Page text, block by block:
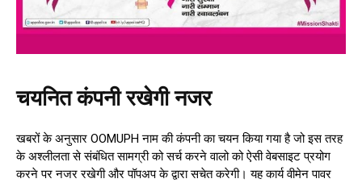
चयनित कंपनी रखेगी नजर
खबरों के अनुसार OOMUPH नाम की कंपनी का चयन किया गया है जो इस तरह
के अश्लीलता से संबंधित सामग्री को सर्च करने वालो को ऐसी वेबसाइट प्रयोग
करने पर नजर रखेगी और पॉपअप के द्वारा सचेत करेगी। यह कार्य वीमेन पावर